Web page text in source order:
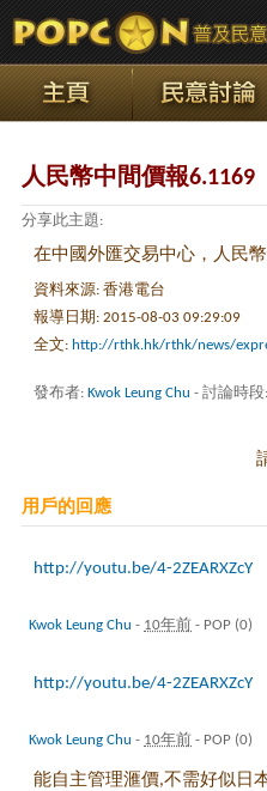
人民幣中間價報6.1169
分享此主題:
在中國外匯交易中心，人民
資料來源: 香港電台
報導日期: 2015-08-03 09:29:09
全文: http://rthk.hk/rthk/news/
發布者: Kwok Leung Chu - 討論時段
用戶的回應
http://youtu.be/4-2ZEARXZcY
Kwok Leung Chu - 10年前 - POP (0)
http://youtu.be/4-2ZEARXZcY
Kwok Leung Chu - 10年前 - POP (0)
能自主管理滙價,不需好似日